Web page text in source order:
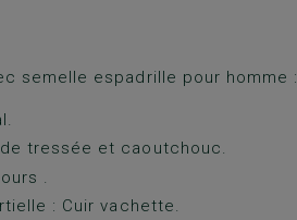
semelle espadrille pour homme :
tressée et caoutchouc.
.
: Cuir vachette.